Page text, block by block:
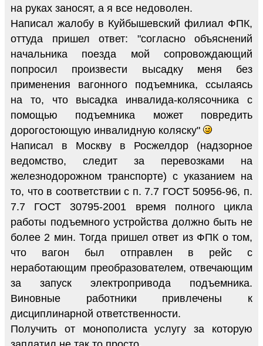
на руках заносят, а я все недоволен.
Написал жалобу в Куйбышевский филиал ФПК,
оттуда пришел ответ: "согласно объяснений
начальника поезда мой сопровождающий
попросил произвести высадку меня без
применения вагонного подъемника, ссылаясь
на то, что высадка инвалида-колясочника с
помощью подъемника может повредить
дорогостоющую инвалидную коляску"
Написал в Москву в Росжелдор (надзорное
ведомство, следит за перевозками на
железнодорожном транспорте) с указанием на
то, что в соответствии с п. 7.7 ГОСТ 50956-96, п.
7.7 ГОСТ 30795-2001 время полного цикла
работы подъемного устройства должно быть не
более 2 мин. Тогда пришел ответ из ФПК о том,
что вагон был отправлен в рейс с
неработающим преобразователем, отвечающим
за запуск электропривода подъемника.
Виновные работники привлечены к
дисциплинарной ответственности.
Получить от монополиста услугу за которую